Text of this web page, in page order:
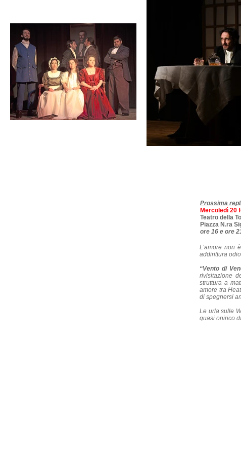
Prossima
Mercoledì 20
Teatro della
Piazza N.ra
ore 16 e ore
L’amore non
addirittura
“Vento di
rivisitazione
struttura a
amore tra
di spegnersi
Le urla sulle
quasi onirico